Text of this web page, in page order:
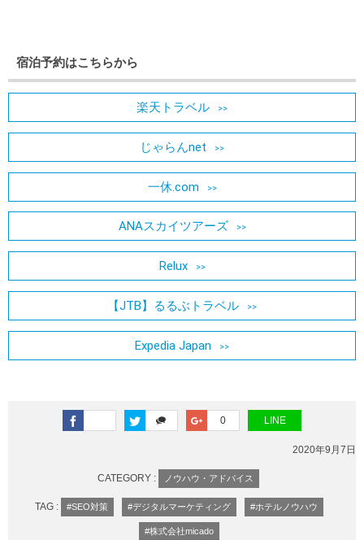
宿泊予約はこちらから
楽天トラベル
じゃらんnet
一休.com
ANAスカイツアーズ
Relux
【JTB】るるぶトラベル
Expedia Japan
0 LINE
2020年9月7日
CATEGORY : ノウハウ・アドバイス
TAG : #SEO対策 #デジタルマーケティング #ホテルノウハウ
#株式会社micado